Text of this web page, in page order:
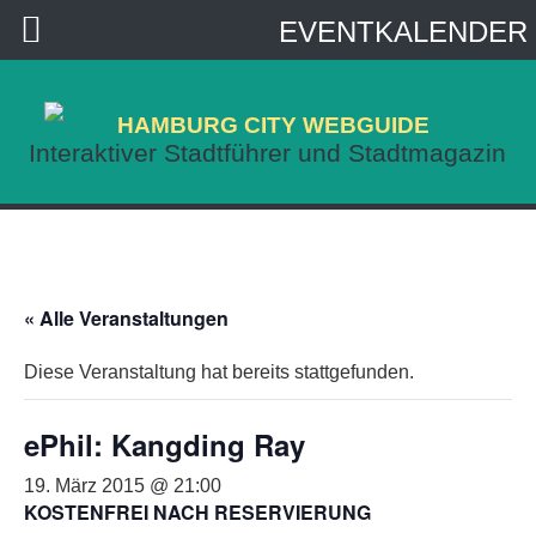
HAMBURG CITY WEBGUIDE
Interaktiver Stadtführer und Stadtmagazin
« Alle Veranstaltungen
Diese Veranstaltung hat bereits stattgefunden.
ePhil: Kangding Ray
19. März 2015 @ 21:00
KOSTENFREI NACH RESERVIERUNG
EVENTKALENDER